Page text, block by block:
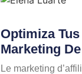
Optimiza
Marketing
Le marketing